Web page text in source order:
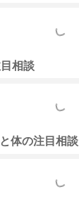
もっと見る
相談
もっと見る
体の注目相談
もっと見る